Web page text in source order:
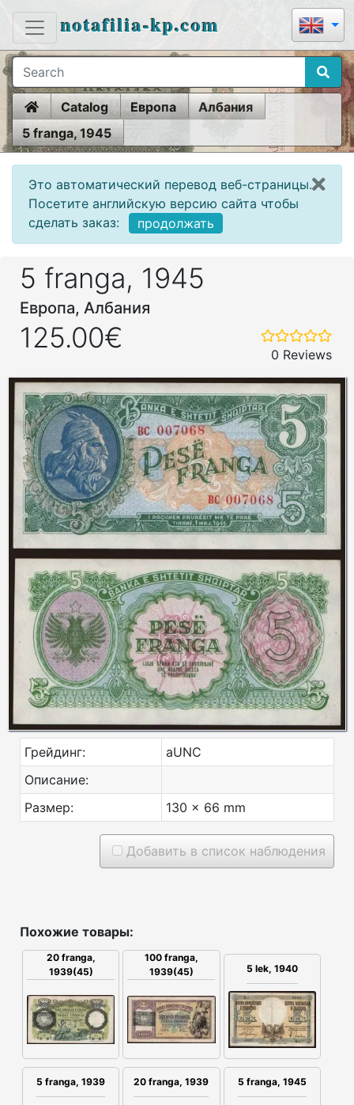
notafilia-kp.com
HomeCatalog Европа
Албания
5 franga, 1945
Это автоматический перевод веб-страницы.
Посетите английскую версию сайта чтобы
сделать заказ:
продолжать
5 franga, 1945
Европа, Албания
125.00€
0 Reviews
Грейдинг:
aUNC
Описание:
Размер:
130 x 66 mm
Добавить в список наблюдения
Похожие товары:
20 franga,
1939(45)
100 franga,
1939(45)
5 lek, 1940
5 franga, 1939 20 franga, 1939 5 franga, 1945